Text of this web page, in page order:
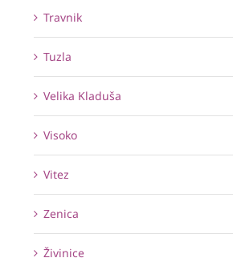
Travnik
Tuzla
Velika Kladuša
Visoko
Vitez
Zenica
Živinice